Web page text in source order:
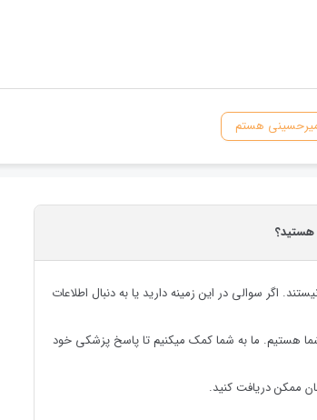
هستم
هستید؟
اگر سوالی در این زمینه دارید یا به دنبال اطلاعات
هستیم. ما به شما کمک میکنیم تا پاسخ پزشکی خود
ممکن دریافت کنید.